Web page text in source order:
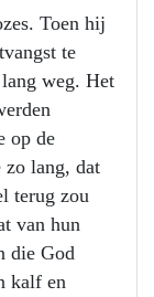
Toen hij
te
weg. Het
op de
zo lang, dat
terug zou
van hun
die God
kalf en